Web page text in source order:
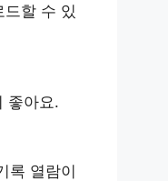
할 수 있
좋아요.
록 열람이